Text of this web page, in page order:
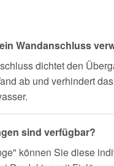
Wandanschluss
dichtet den
ab und verhindert
sind verfügbar?
können Sie diese